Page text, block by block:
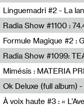
Revue Les
Linguemadri #2 - La
Meris Angioletti
radio x
Formule Magique #2 :
Nathalie
TEAFM
Francesco
À voix haute #3 : «